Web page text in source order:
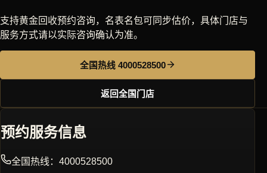
支持黄金回收预约咨询，名表名包可同步估价，具体门店与
服务方式请以实际咨询确认为准。
全国热线 4000528500
返回全国门店
预约服务信息
全国热线： 4000528500